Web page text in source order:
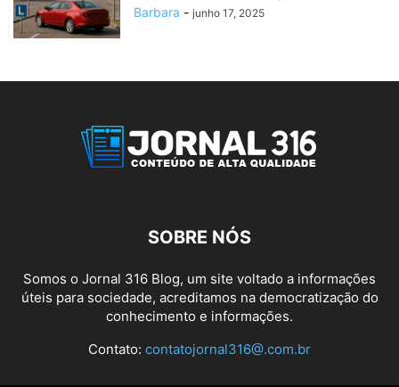
Barbara - junho 17, 2025
SOBRE NÓS
Somos o Jornal 316 Blog, um site voltado a informações
úteis para sociedade, acreditamos na democratização do
conhecimento e informações.
Contato: contatojornal316@.com.br